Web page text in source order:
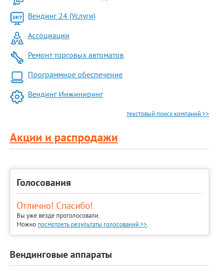
Вендинг 24 (Услуги)
Ассоциации
Ремонт торговых автоматов
Программное обеспечение
Вендинг Инжиниринг
текстовый поиск компаний >>
Акции и распродажи
Голосования
Отлично! Спасибо!
Вы уже везде проголосовали.
Можно посмотреть результаты голосований >>.
Вендинговые аппараты